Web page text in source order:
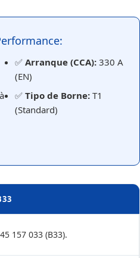
✅ Arranque (CCA): 330 A
(EN)
✅ Tipo de Borne: T1
(Standard)
157 033 (B33).